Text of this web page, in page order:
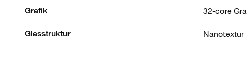
Grafik 32-core
Glasstruktur Nanotextur